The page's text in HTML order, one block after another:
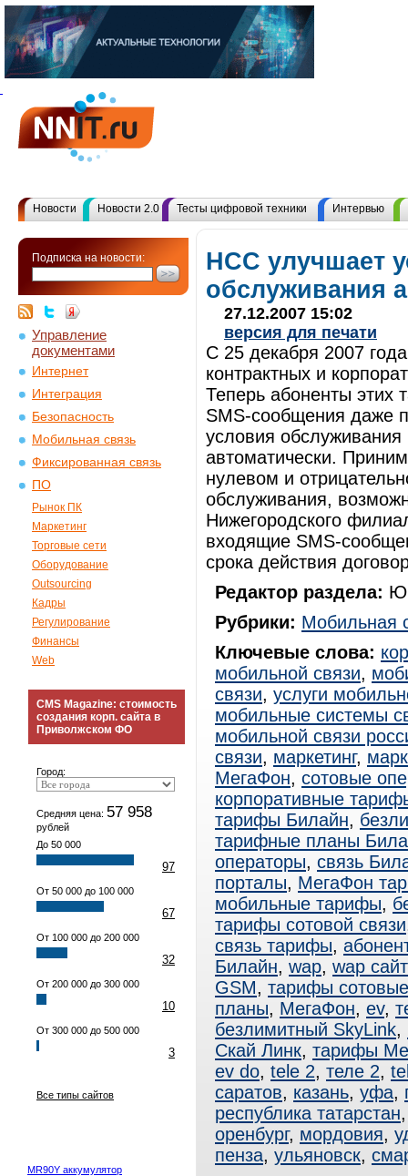
Новости Новости 2.0 Тесты цифровой техники Интервью
Подписка на новости:
Управление
документами
Интернет
Интеграция
Безопасность
Мобильная связь
Фиксированная связь
ПО
Рынок ПК
Маркетинг
Торговые сети
Оборудование
Outsourcing
Кадры
Регулирование
Финансы
Web
CMS Magazine: стоимость
создания корп. сайта в
Приволжском ФО
Город:
Средняя цена: 57 958
рублей
До 50 000
97
От 50 000 до 100 000
67
От 100 000 до 200 000
32
От 200 000 до 300 000
10
От 300 000 до 500 000
3
Все типы сайтов
MR90Y аккумулятор
НСС улучшает
обслуживания
27.12.2007 15:02
версия для печати
С 25 декабря 2007
контрактных и
Теперь абоненты этих
SMS-сообщения даже
условия
автоматически.
нулевом и
обслуживания,
Нижегородского
входящие SMS-
срока действия
Редактор раздела:
Рубрики: Мобильная
Ключевые слова:
мобильной связи,
связи, услуги
мобильные системы
мобильной связи
связи, маркетинг,
МегаФон, сотовые
корпоративные
тарифы Билайн,
тарифные планы
операторы, связь
порталы, МегаФон
мобильные тарифы,
тарифы сотовой связи
связь тарифы,
Билайн, wap, wap
GSM, тарифы сотовые
планы, МегаФон, ev,
безлимитный SkyLink,
Скай Линк, тарифы
ev do, tele 2, теле 2,
саратов, казань, уфа,
республика татарстан
оренбург, мордовия,
пенза, ульяновск,